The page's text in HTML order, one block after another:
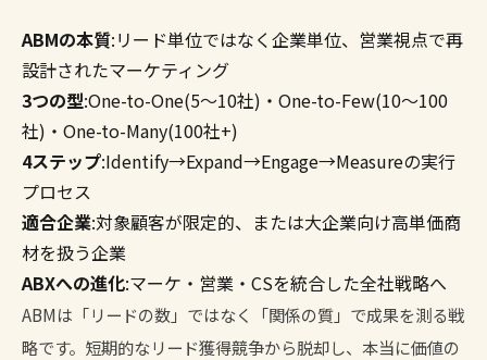
ABMの本質:リード単位ではなく企業単位、営業視点で再
設計されたマーケティング
3つの型:One-to-One(5〜10社)・One-to-Few(10〜100
社)・One-to-Many(100社+)
4ステップ:Identify→Expand→Engage→Measureの実行
プロセス
適合企業:対象顧客が限定的、または大企業向け高単価商
材を扱う企業
ABXへの進化:マーケ・営業・CSを統合した全社戦略へ
ABMは「リードの数」ではなく「関係の質」で成果を測る戦
略です。短期的なリード獲得競争から脱却し、本当に価値の